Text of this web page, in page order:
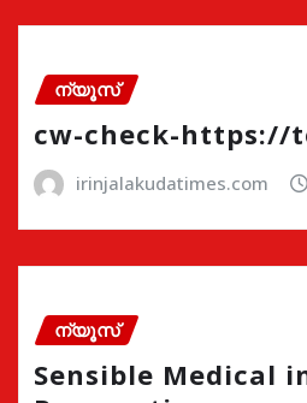
ന്യൂസ്
cw-check-https://
irinjalakudatimes.com
ന്യൂസ്
Sensible Medical